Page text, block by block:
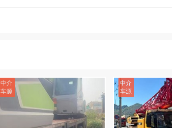
中介
车源
中介
车源